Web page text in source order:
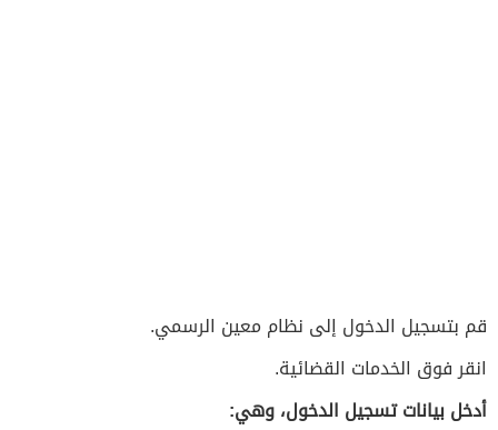
قم بتسجيل الدخول إلى نظام معين الرسمي.
انقر فوق الخدمات القضائية.
أدخل بيانات تسجيل الدخول، وهي: